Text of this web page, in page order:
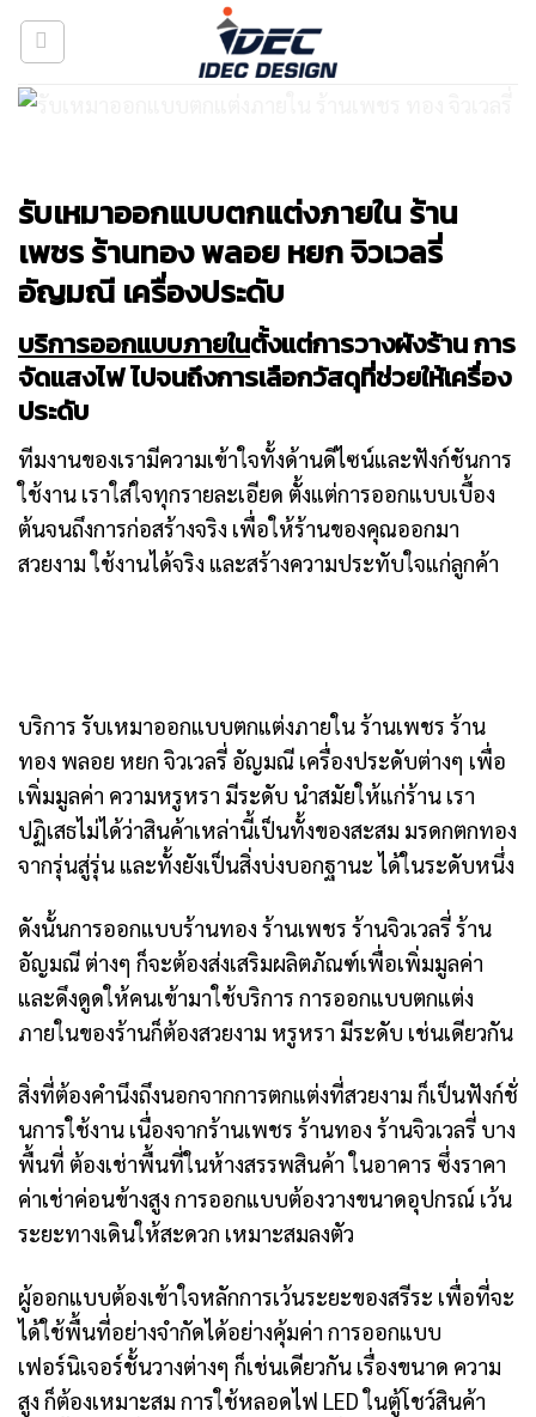
Skip
content
รับเหมาออกแบบตกแต่งภายใน ร้าน
เพชร ร้านทอง พลอย หยก จิวเวลรี่
อัญมณี เครื่องประดับ
บริการออกแบบภายในตั้งแต่การวางผังร้าน การ
จัดแสงไฟ ไปจนถึงการเลือกวัสดุที่ช่วยให้เครื่อง
ประดับ
ทีมงานของเรามีความเข้าใจทั้งด้านดีไซน์และฟังก์ชันการ
ใช้งาน เราใส่ใจทุกรายละเอียด ตั้งแต่การออกแบบเบื้อง
ต้นจนถึงการก่อสร้างจริง เพื่อให้ร้านของคุณออกมา
สวยงาม ใช้งานได้จริง และสร้างความประทับใจแก่ลูกค้า
บริการ รับเหมาออกแบบตกแต่งภายใน ร้านเพชร ร้าน
ทอง พลอย หยก จิวเวลรี่ อัญมณี เครื่องประดับต่างๆ เพื่อ
เพิ่มมูลค่า ความหรูหรา มีระดับ นำสมัยให้แก่ร้าน เรา
ปฏิเสธไม่ได้ว่าสินค้าเหล่านี้เป็นทั้งของสะสม มรดกตกทอง
จากรุ่นสู่รุ่น และทั้งยังเป็นสิ่งบ่งบอกฐานะ ได้ในระดับหนึ่ง
ดังนั้นการออกแบบร้านทอง ร้านเพชร ร้านจิวเวลรี่ ร้าน
อัญมณี ต่างๆ ก็จะต้องส่งเสริมผลิตภัณฑ์เพื่อเพิ่มมูลค่า
และดึงดูดให้คนเข้ามาใช้บริการ การออกแบบตกแต่ง
ภายในของร้านก็ต้องสวยงาม หรูหรา มีระดับ เช่นเดียวกัน
สิ่งที่ต้องคำนึงถึงนอกจากการตกแต่งที่สวยงาม ก็เป็นฟังก์ชั่
นการใช้งาน เนื่องจากร้านเพชร ร้านทอง ร้านจิวเวลรี่ บาง
พื้นที่ ต้องเช่าพื้นที่ในห้างสรรพสินค้า ในอาคาร ซึ่งราคา
ค่าเช่าค่อนข้างสูง การออกแบบต้องวางขนาดอุปกรณ์ เว้น
ระยะทางเดินให้สะดวก เหมาะสมลงตัว
ผู้ออกแบบต้องเข้าใจหลักการเว้นระยะของสรีระ เพื่อที่จะ
ได้ใช้พื้นที่อย่างจำกัดได้อย่างคุ้มค่า การออกแบบ
เฟอร์นิเจอร์ชั้นวางต่างๆ ก็เช่นเดียวกัน เรื่องขนาด ความ
สูง ก็ต้องเหมาะสม การใช้หลอดไฟ LEDในตู้โชว์สินค้า